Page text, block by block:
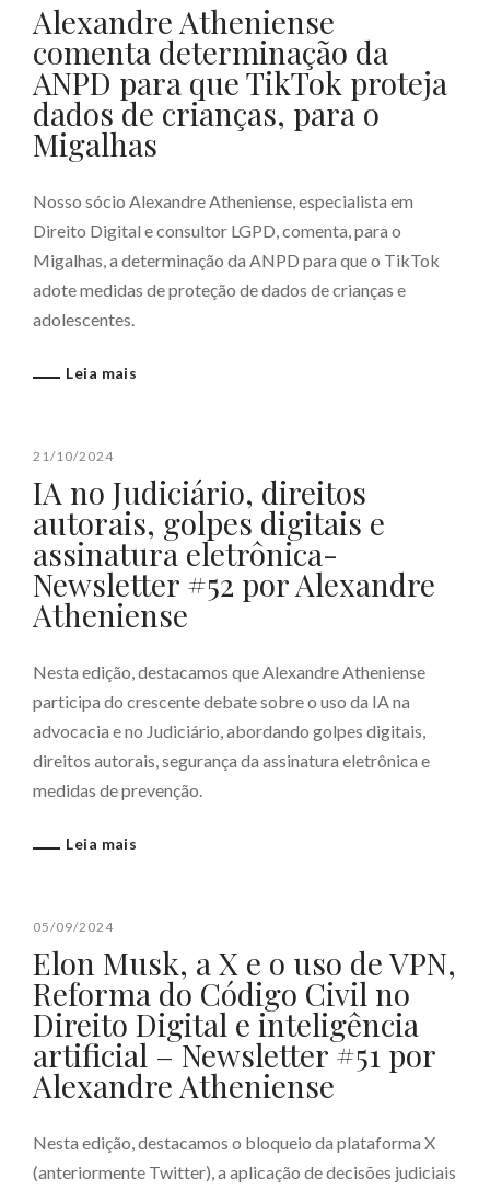
Alexandre Atheniense
comenta determinação da
ANPD para que TikTok proteja
dados de crianças, para o
Migalhas
Nosso sócio Alexandre Atheniense, especialista em
Direito Digital e consultor LGPD, comenta, para o
Migalhas, a determinação da ANPD para que o TikTok
adote medidas de proteção de dados de crianças e
adolescentes.
Leia mais
21/10/2024
IA no Judiciário, direitos
autorais, golpes digitais e
assinatura eletrônica-
Newsletter #52 por Alexandre
Atheniense
Nesta edição, destacamos que Alexandre Atheniense
participa do crescente debate sobre o uso da IA na
advocacia e no Judiciário, abordando golpes digitais,
direitos autorais, segurança da assinatura eletrônica e
medidas de prevenção.
Leia mais
05/09/2024
Elon Musk, a X e o uso de VPN,
Reforma do Código Civil no
Direito Digital e inteligência
artificial – Newsletter #51 por
Alexandre Atheniense
Nesta edição, destacamos o bloqueio da plataforma X
(anteriormente Twitter), a aplicação de decisões judiciais